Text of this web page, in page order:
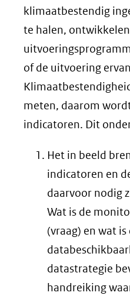
klimaatbestendig
te halen,
of de uitvoering
meten, daarom
indicatoren. Dit
Het in beeld
indicatoren en
daarvoor nodig
Wat is de
(vraag) en wat is
datastrategie
handreiking